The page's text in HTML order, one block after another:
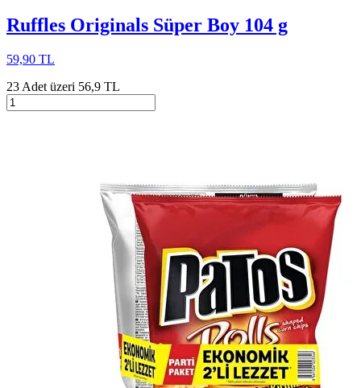
Ruffles Originals Süper Boy 104 g
59,90 TL
23 Adet üzeri 56,9 TL